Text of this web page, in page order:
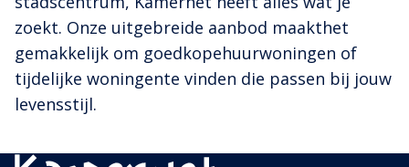
zoekt. Onze uitgebreide aanbod maakthet
gemakkelijk om goedkopehuurwoningen of
tijdelijke woningente vinden die passen bij jouw
levensstijl.